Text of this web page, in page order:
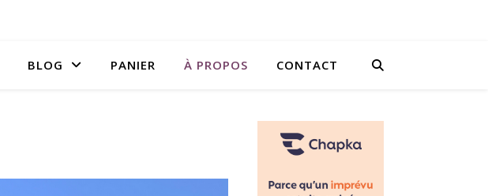
BLOG PANIER À PROPOS CONTACT